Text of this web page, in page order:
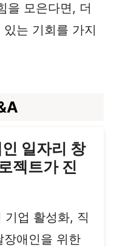
을 모은다면, 더
는 기회를 가지
일자리 창
젝트가 진
기업 활성화, 직
장애인을 위한